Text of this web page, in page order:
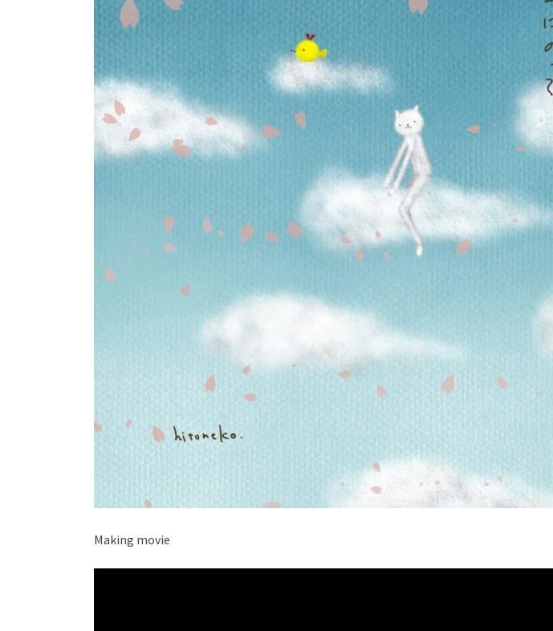
Making movie